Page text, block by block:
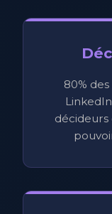
80%
décideurs